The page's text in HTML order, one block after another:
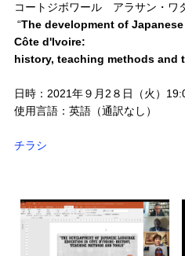
コートジボワール アラサン・ワ
“The development of
Côte d'Ivoire:
history, teaching methods and
日時：2021年９月2８日（火）
使用言語：英語（通訳なし）
チラシ